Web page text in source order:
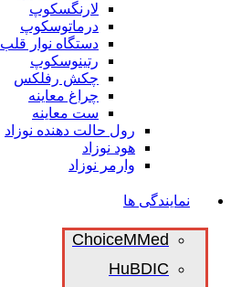
لارنگسکوپ
درماتوسکوپ
دستگاه نوار قلب
رتینوسکوپ
چکش رفلکس
چراغ معاینه
ست معاینه
رول حالت دهنده نوزاد
هود نوزاد
وارمر نوزاد
نمایندگی ها
ChoiceMMed
HuBDIC